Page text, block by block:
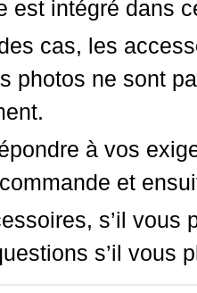
est intégré dans
cas, les
photos ne sont
à vos
et
s’il
s’il vous